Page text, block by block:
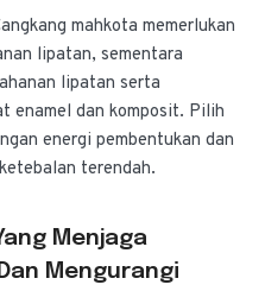
mahkota memerlukan
lipatan, sementara
lipatan serta
enamel dan komposit. Pilih
energi pembentukan dan
terendah.
Menjaga
Mengurangi